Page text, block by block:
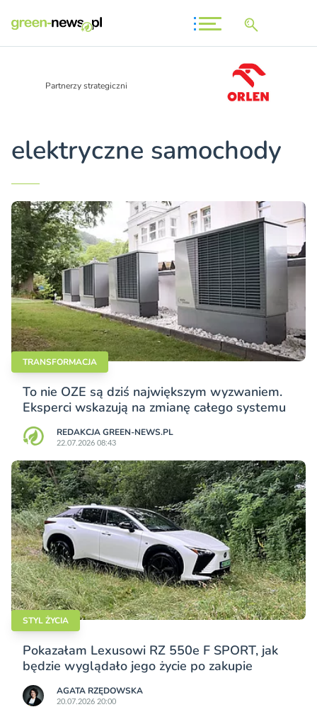
Partnerzy strategiczni
elektryczne samochody
TRANSFORMACJA
To nie OZE są dziś największym wyzwaniem.
Eksperci wskazują na zmianę całego systemu
REDAKCJA GREEN-NEWS.PL
22.07.2026 08:43
STYL ŻYCIA
Pokazałam Lexusowi RZ 550e F SPORT, jak
będzie wyglądało jego życie po zakupie
AGATA RZĘDOWSKA
20.07.2026 20:00